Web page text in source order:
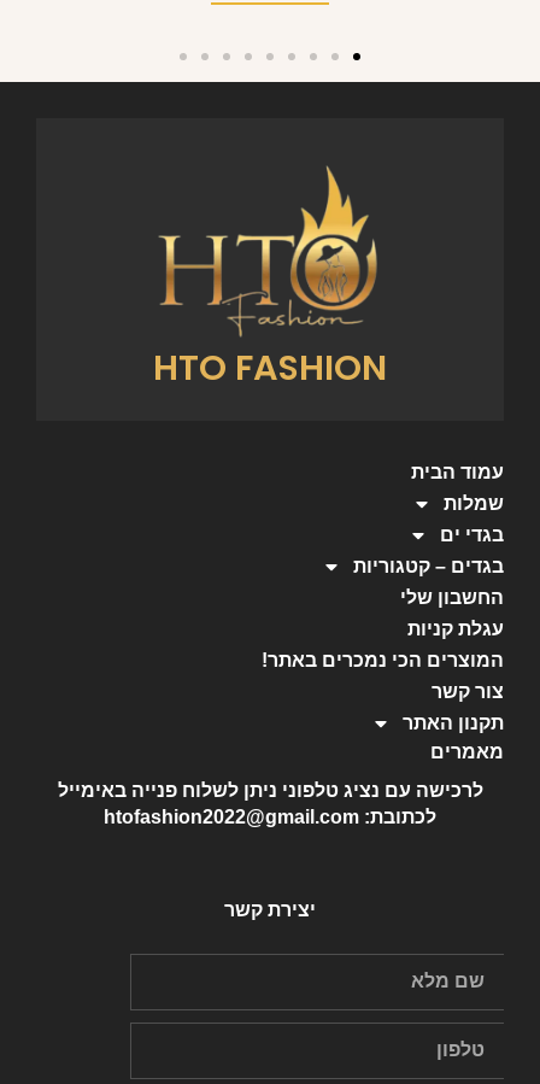
HTO FASHION
עמוד הבית
שמלות
בגדי ים
בגדים – קטגוריות
החשבון שלי
עגלת קניות
המוצרים הכי נמכרים באתר!
צור קשר
תקנון האתר
מאמרים
לרכישה עם נציג טלפוני ניתן לשלוח פנייה באימייל
לכתובת: htofashion2022@gmail.com
יצירת קשר